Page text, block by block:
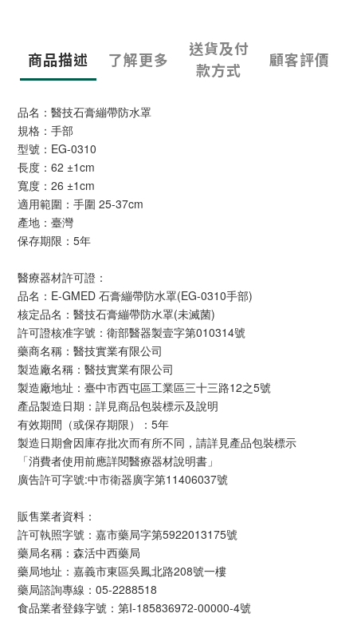
商品描述 了解更多
送貨及付
款方式
顧客評價
品名：醫技石膏繃帶防水罩
規格：手部
型號：EG-0310
長度：62 ±1cm
寬度：26 ±1cm
適用範圍：手圍 25-37cm
產地：臺灣
保存期限：5年
醫療器材許可證：
品名：E-GMED 石膏繃帶防水罩(EG-0310手部)
核定品名：醫技石膏繃帶防水罩(未滅菌)
許可證核准字號：衛部醫器製壹字第010314號
藥商名稱：醫技實業有限公司
製造廠名稱：醫技實業有限公司
製造廠地址：臺中市西屯區工業區三十三路12之5號
產品製造日期：詳見商品包裝標示及說明
有效期間（或保存期限）：5年
製造日期會因庫存批次而有所不同，請詳見產品包裝標示
「消費者使用前應詳閱醫療器材說明書」
廣告許可字號:中市衛器廣字第11406037號
販售業者資料：
許可執照字號：嘉市藥局字第5922013175號
藥局名稱：森活中西藥局
藥局地址：嘉義市東區吳鳳北路208號一樓
藥局諮詢專線：05-2288518
食品業者登錄字號：第I-185836972-00000-4號